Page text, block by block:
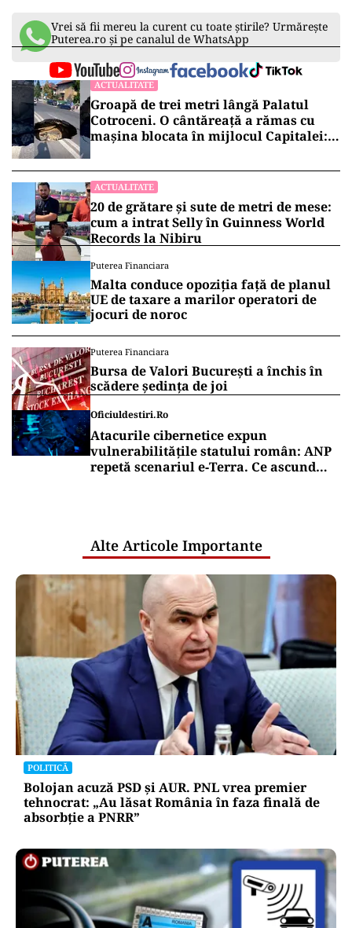
Vrei să fii mereu la curent cu toate știrile? Urmărește
Puterea.ro și pe canalul de WhatsApp
ACTUALITATE
Groapă de trei metri lângă Palatul
Cotroceni. O cântăreață a rămas cu
mașina blocata în mijlocul Capitalei:
ACTUALITATE
20 de grătare și sute de metri de mese:
cum a intrat Selly în Guinness World
Records la Nibiru
Puterea Financiara
Malta conduce opoziția față de planul
UE de taxare a marilor operatori de
jocuri de noroc
Puterea Financiara
Bursa de Valori București a închis în
scădere ședința de joi
Oficiuldestiri.ro
Atacurile cibernetice expun
vulnerabilitățile statului român: ANP
repetă scenariul e‑Terra. Ce ascund
Alte Articole Importante
POLITICĂ
Bolojan acuză PSD și AUR. PNL vrea premier
tehnocrat: „Au lăsat România în faza finală de
absorbţie a PNRR”